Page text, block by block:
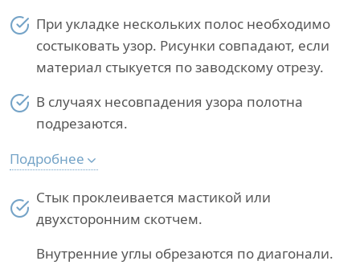
При укладке нескольких полос необходимо
состыковать узор. Рисунки совпадают, если
материал стыкуется по заводскому отрезу.
В случаях несовпадения узора полотна
подрезаются.
Подробнее
Стык проклеивается мастикой или
двухсторонним скотчем.
Внутренние углы обрезаются по диагонали.